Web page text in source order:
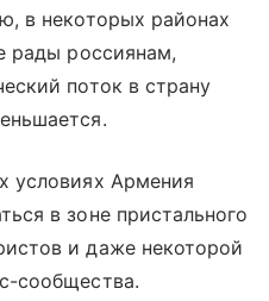
в некоторых районах
рады россиянам,
поток в страну
условиях Армения
в зоне пристального
и даже некоторой
сообщества.